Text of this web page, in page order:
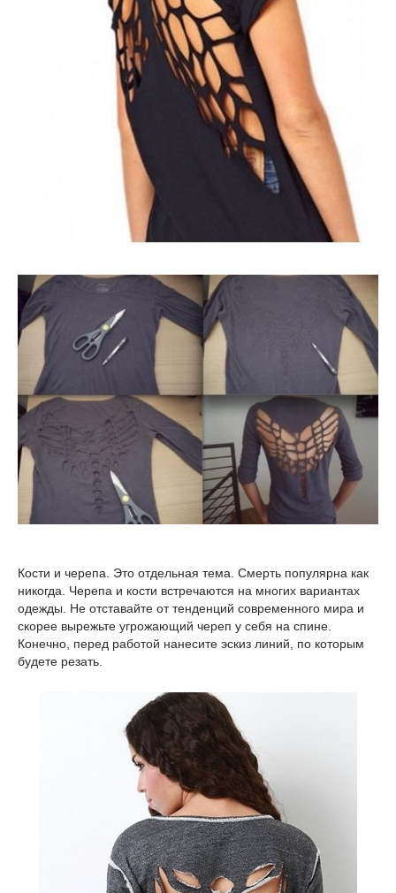
Кости и черепа. Это отдельная тема. Смерть популярна как
никогда. Черепа и кости встречаются на многих вариантах
одежды. Не отставайте от тенденций современного мира и
скорее вырежьте угрожающий череп у себя на спине.
Конечно, перед работой нанесите эскиз линий, по которым
будете резать.